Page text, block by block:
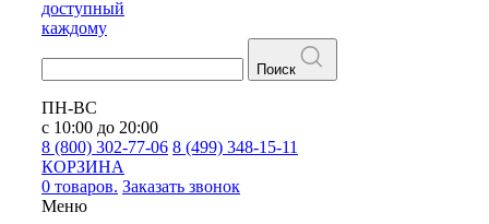
доступный
каждому
Поиск
ПН-ВС
с 10:00 до 20:00
8 (800) 302-77-06 8 (499) 348-15-11
КОРЗИНА
0 товаров. Заказать звонок
Меню